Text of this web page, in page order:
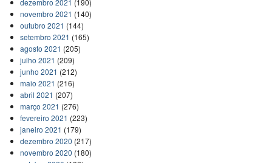
novembro 2021 (140)
outubro 2021 (144)
setembro 2021 (165)
agosto 2021 (205)
julho 2021 (209)
junho 2021 (212)
maio 2021 (216)
abril 2021 (207)
março 2021 (276)
fevereiro 2021 (223)
janeiro 2021 (179)
dezembro 2020 (217)
novembro 2020 (180)